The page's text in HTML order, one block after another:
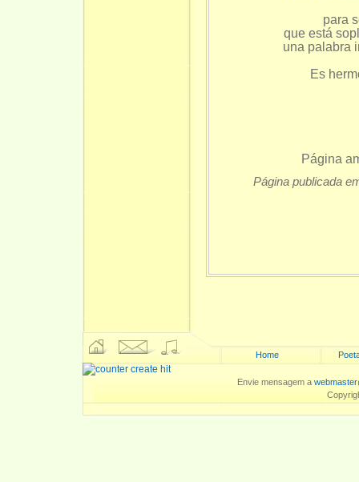
para
que está
una palabra
Es
Página
Página publicada
Home
Envie mensagem a